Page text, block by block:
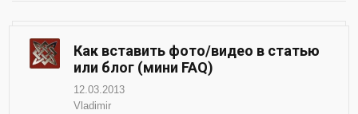
Как вставить фото/видео в статью
или блог (мини FAQ)
12.03.2013
Vladimir